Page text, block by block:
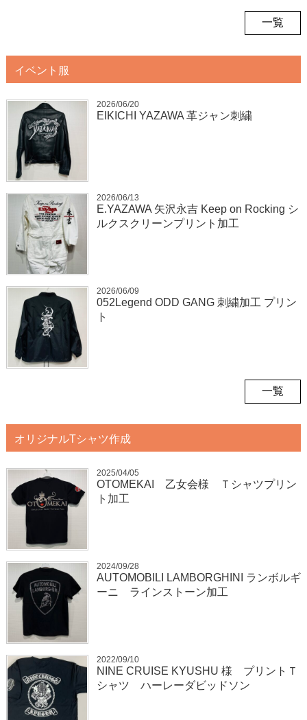
一覧
イベント服
2026/06/20
EIKICHI YAZAWA 革ジャン刺繍
2026/06/13
E.YAZAWA 矢沢永吉 Keep on Rocking シ
ルクスクリーンプリント加工
2026/06/09
052Legend ODD GANG 刺繍加工 プリン
ト
一覧
オリジナルTシャツ作成
2025/04/05
OTOMEKAI 乙女会様 Ｔシャツプリン
ト加工
2024/09/28
AUTOMOBILI LAMBORGHINI ランボルギ
ーニ ラインストーン加工
2022/09/10
NINE CRUISE KYUSHU 様 プリントＴ
シャツ ハーレーダビッドソン